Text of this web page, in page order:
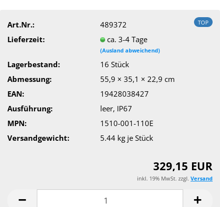
TOP
Art.Nr.:
489372
Lieferzeit:
ca. 3-4 Tage
(Ausland abweichend)
Lagerbestand: 16Stück
Abmessung:
55,9 × 35,1 × 22,9 cm
EAN:
19428038427
Ausführung:
leer, IP67
MPN:
1510-001-110E
Versandgewicht:
5.44 kg je Stück
329,15 EUR
inkl. 19% MwSt. zzgl. Versand